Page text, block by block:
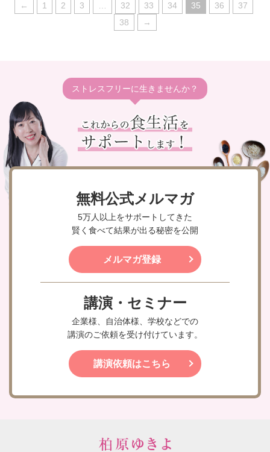
← 1 2 3 32 33 34 35 36
37
38
→
ストレスフリーに生きませんか？
無料公式メルマガ
5万人以上をサポートしてきた
賢く食べて結果が出る秘密を公開
メルマガ登録
講演・セミナー
企業様、自治体様、学校などでの
講演のご依頼を受け付けています。
講演依頼はこちら